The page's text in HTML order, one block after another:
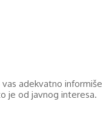
adekvatno informiše
je od javnog interesa.